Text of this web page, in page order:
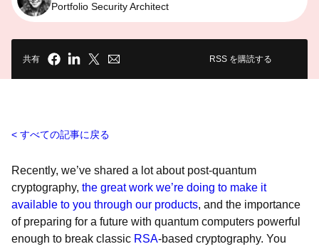
Portfolio Security Architect
共有 RSS を購読する
すべての記事に戻る
Recently, we’ve shared a lot about post-quantum
cryptography, the great work we’re doing to make it
available to you through our products, and the importance
of preparing for a future with quantum computers powerful
enough to break classic RSA-based cryptography. You